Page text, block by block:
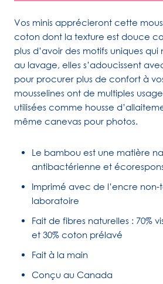
Vos minis apprécieront cette
coton dont la texture est douce
plus d’avoir des motifs uniques
au lavage, elles s’adoucissent
pour procurer plus de confort à
mousselines ont de multiples
utilisées comme housse
même canevas pour photos.
Le bambou est une matière
antibactérienne et
Imprimé avec de l’encre
laboratoire
Fait de fibres naturelles : 70%
et 30% coton prélavé
Fait à la main
Conçu au Canada